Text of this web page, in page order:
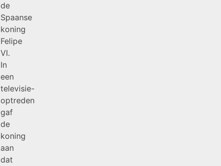
de
Spaanse
koning
Felipe
VI.
In
een
televisie-
optreden
gaf
de
koning
aan
dat